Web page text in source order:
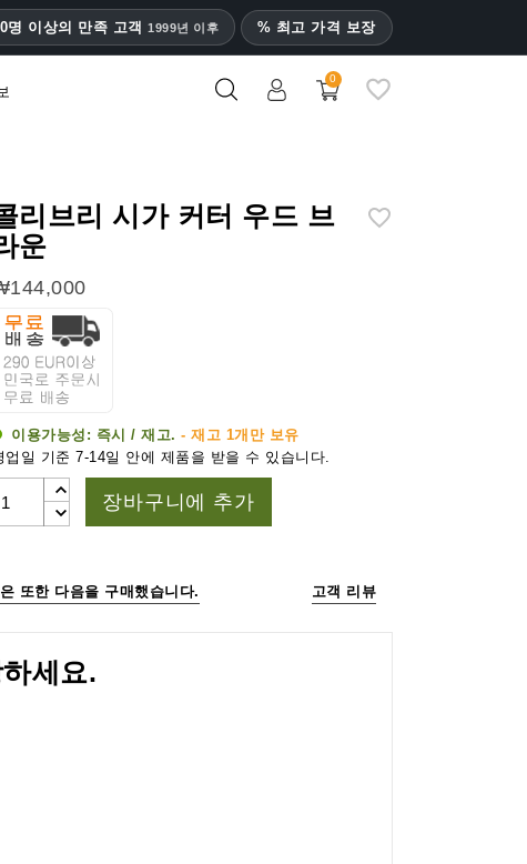
명 이상의 만족 고객 1999년 이후 % 최고 가격 보장
0
리브리 시가 커터 우드 브
운
이용가능성: 즉시 / 재고. - 재고 1개만 보유
업일 기준 7-14일 안에 제품을 받을 수 있습니다.
장바구니에 추가
또한 다음을 구매했습니다. 고객 리뷰
세요.